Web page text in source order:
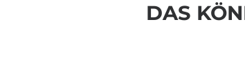
DAS